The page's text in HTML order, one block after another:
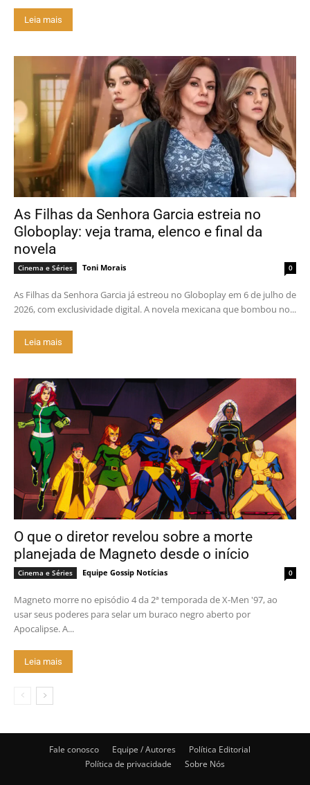
Leia mais
As Filhas da Senhora Garcia estreia no
Globoplay: veja trama, elenco e final da
novela
Cinema e Séries Toni Morais 0
As Filhas da Senhora Garcia já estreou no Globoplay em 6 de julho de
2026, com exclusividade digital. A novela mexicana que bombou no...
Leia mais
O que o diretor revelou sobre a morte
planejada de Magneto desde o início
Cinema e Séries Equipe Gossip Notícias 0
Magneto morre no episódio 4 da 2ª temporada de X-Men '97, ao
usar seus poderes para selar um buraco negro aberto por
Apocalipse. A...
Leia mais
Fale conosco Equipe / Autores
Política Editorial
Política de privacidade
Sobre Nós